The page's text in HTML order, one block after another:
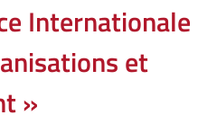
Internationale
et
»